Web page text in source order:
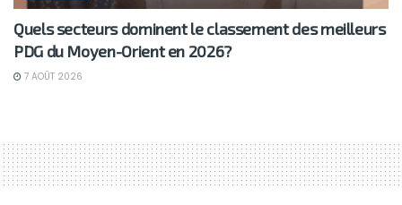
Quels secteurs dominent le classement des meilleurs
PDG du Moyen-Orient en 2026?
7 AOÛT 2026